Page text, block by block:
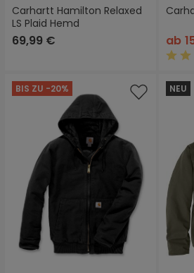
Carhartt Hamilton Relaxed
LS Plaid Hemd
69,99 € ab
BIS ZU -20% NEU